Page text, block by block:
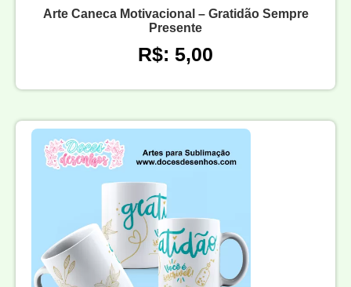
Arte Caneca Motivacional – Gratidão Sempre
Presente
R$: 5,00